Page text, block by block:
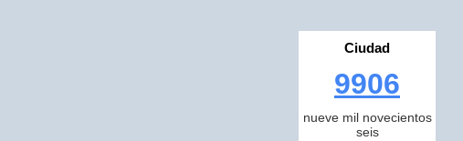
Ciudad
9906
nueve mil novecientos
seis